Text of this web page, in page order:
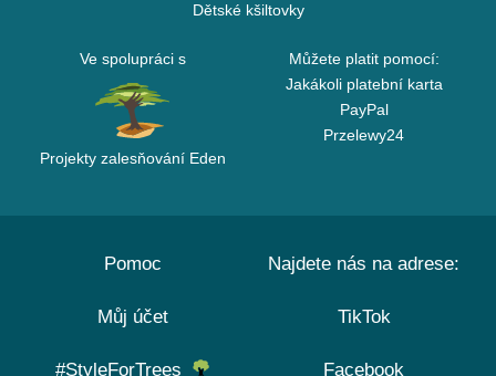
Dětské kšiltovky
Ve spolupráci s
Projekty zalesňování Eden
Můžete platit pomocí:
Jakákoli platební karta
PayPal
Przelewy24
Pomoc
Můj účet
#StyleForTrees
Najdete nás na adrese:
TikTok
Facebook